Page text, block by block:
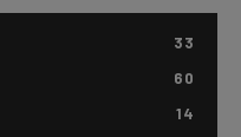
33
60
14